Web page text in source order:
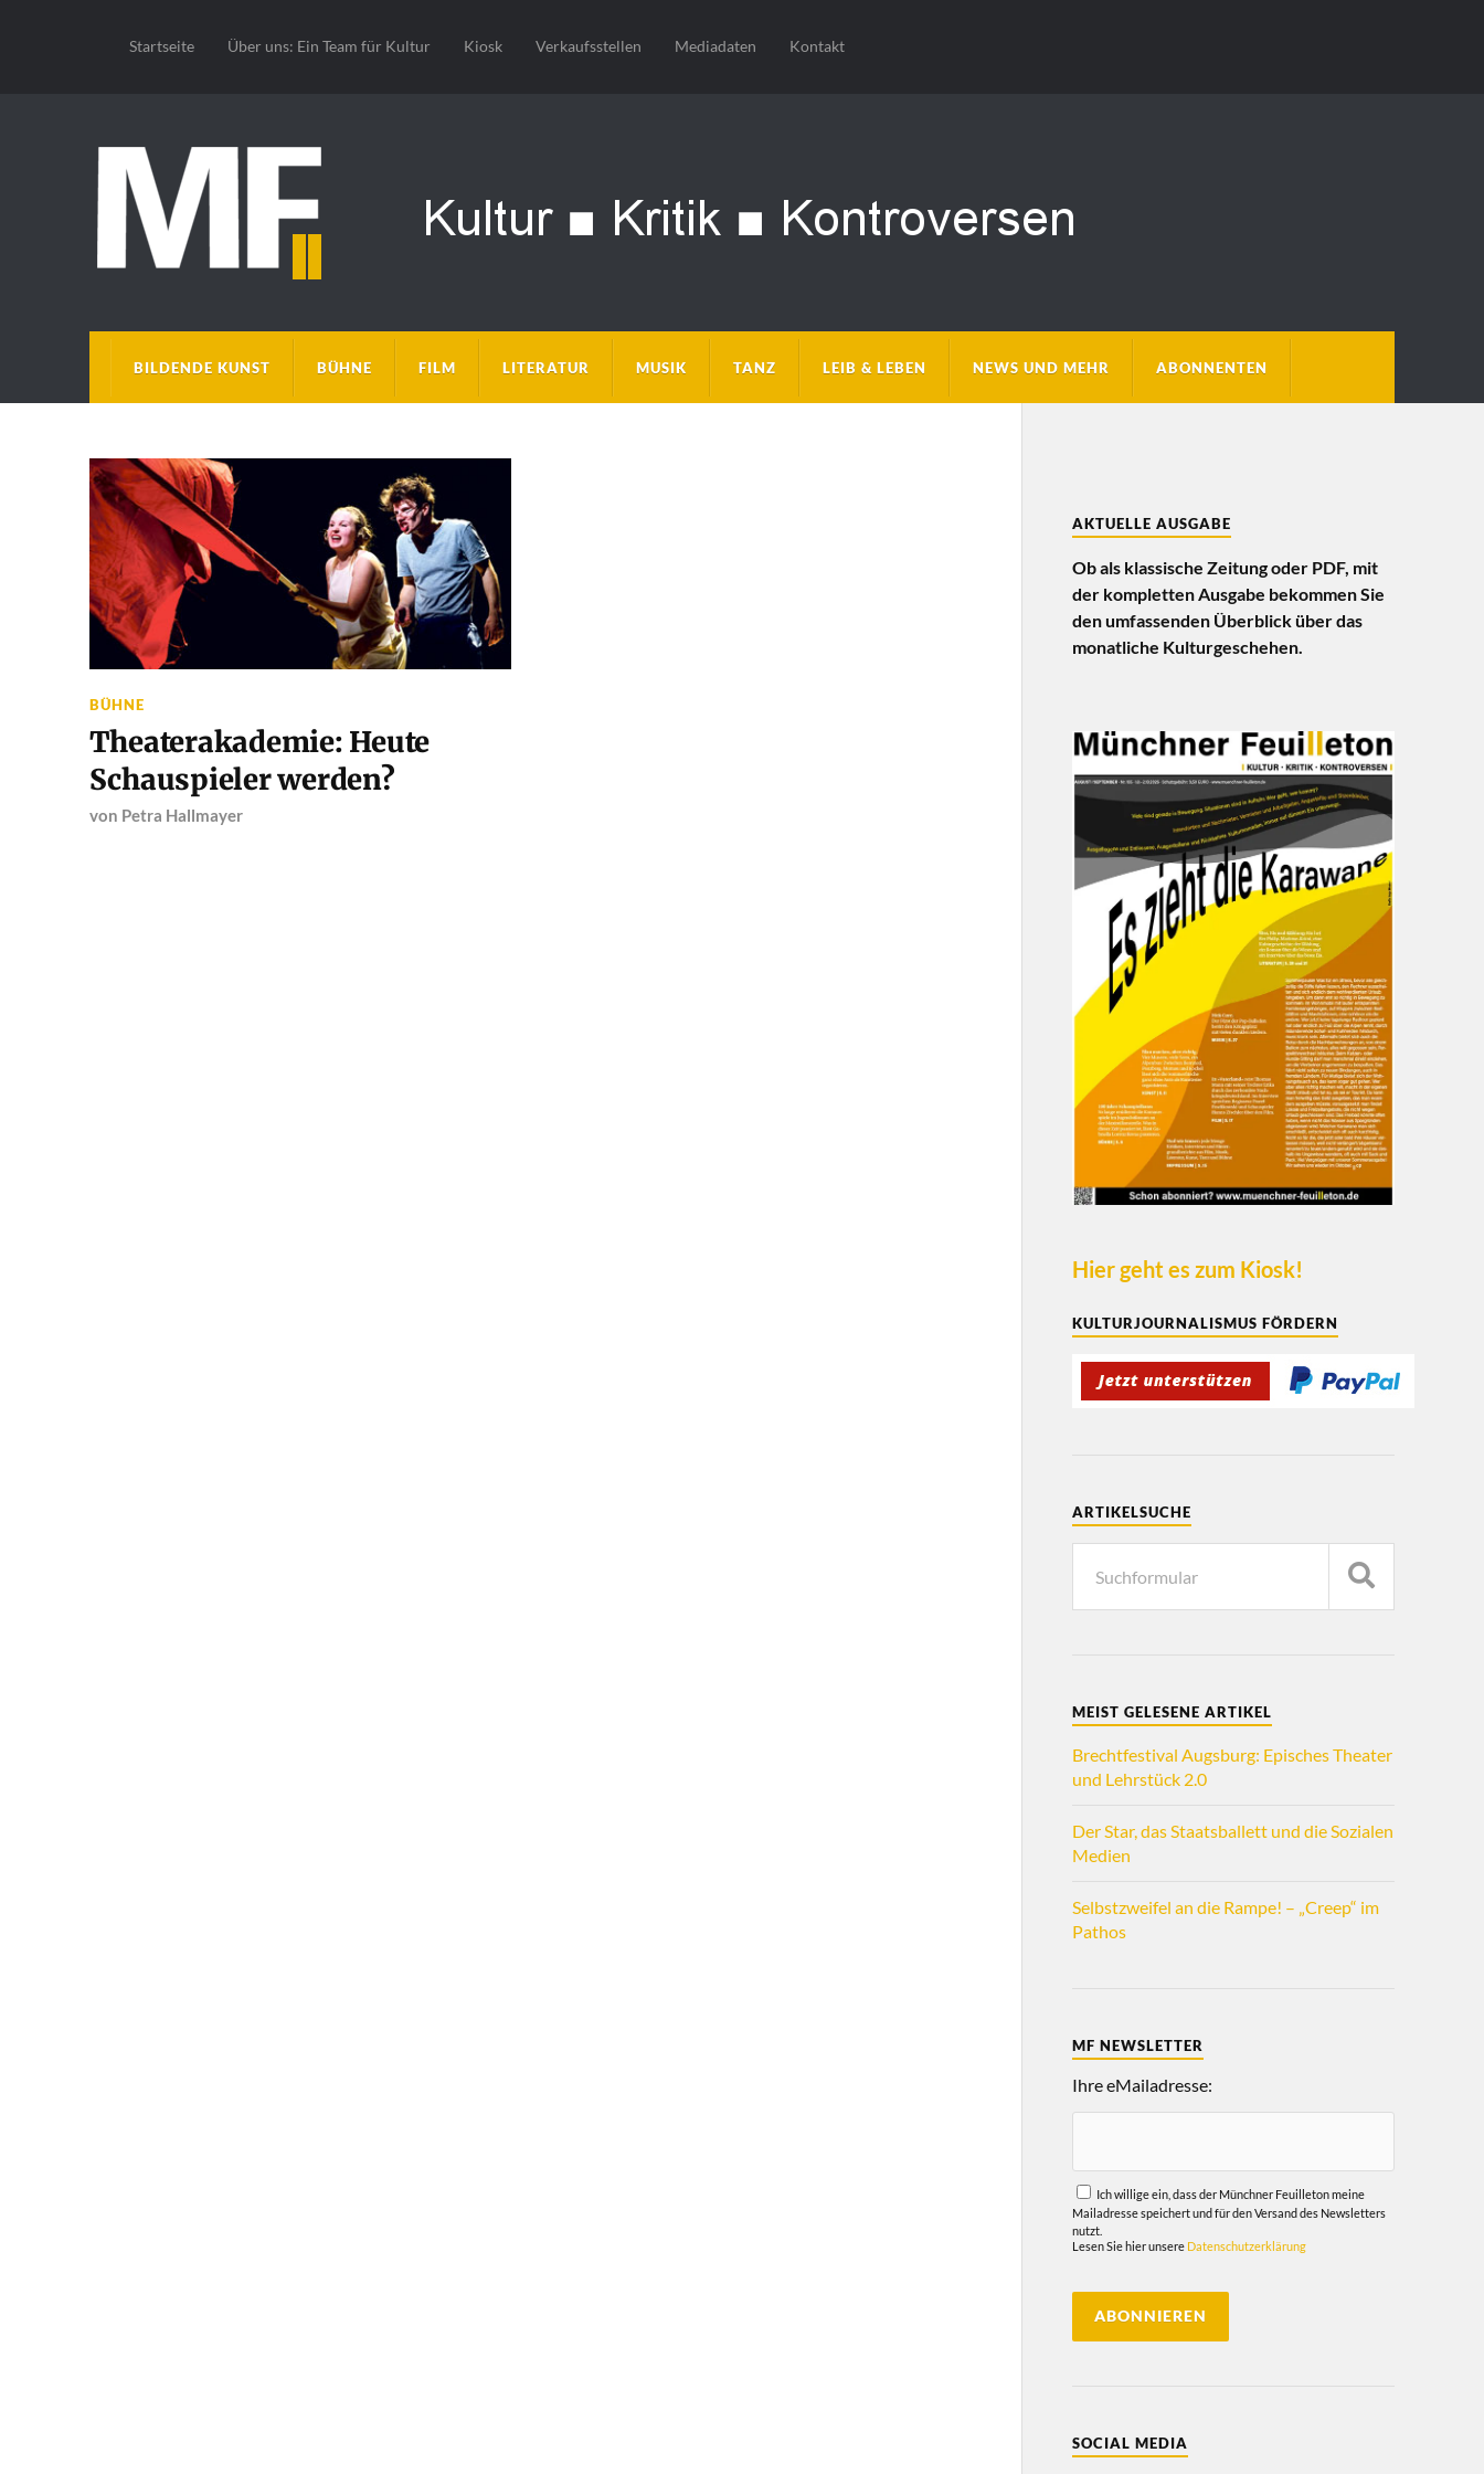
Startseite Über uns: Ein Team für Kultur Kiosk Verkaufsstellen Mediadaten Kontakt
BILDENDE KUNST BÜHNE FILM LITERATUR MUSIK TANZ LEIB & LEBEN NEWS UND MEHR ABONNENTEN
BÜHNE
Theaterakademie: Heute
Schauspieler werden?
von Petra Hallmayer
AKTUELLE AUSGABE
Ob als klassische Zeitung oder PDF, mit
der kompletten Ausgabe bekommen Sie
den umfassenden Überblick über das
monatliche Kulturgeschehen.
Hier geht es zum Kiosk!
KULTURJOURNALISMUS FÖRDERN
ARTIKELSUCHE
MEIST GELESENE ARTIKEL
Brechtfestival Augsburg: Episches Theater
und Lehrstück 2.0
Der Star, das Staatsballett und die Sozialen
Medien
Selbstzweifel an die Rampe! – „Creep“ im
Pathos
MF NEWSLETTER
Ihre eMailadresse:
Ich willige ein, dass der Münchner Feuilleton meine
Mailadresse speichert und für den Versand des Newsletters
nutzt.
Lesen Sie hier unsere Datenschutzerklärung
SOCIAL MEDIA